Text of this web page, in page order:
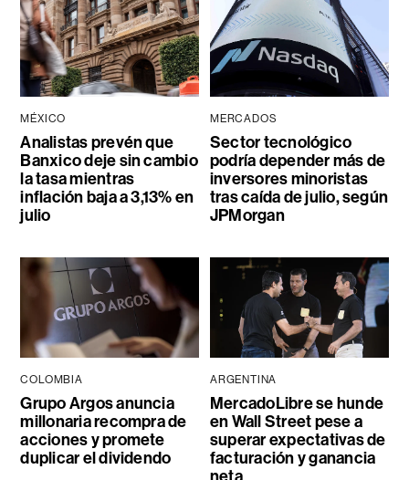
MÉXICO
Analistas prevén que
Banxico deje sin cambio
la tasa mientras
inflación baja a 3,13% en
julio
MERCADOS
Sector tecnológico
podría depender más de
inversores minoristas
tras caída de julio, según
JPMorgan
COLOMBIA
Grupo Argos anuncia
millonaria recompra de
acciones y promete
duplicar el dividendo
ARGENTINA
MercadoLibre se hunde
en Wall Street pese a
superar expectativas de
facturación y ganancia